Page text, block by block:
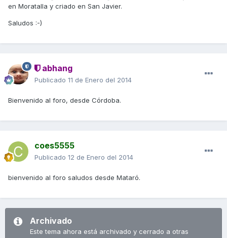
en Moratalla y criado en San Javier.
Saludos :-)
abhang
Publicado 11 de Enero del 2014
Bienvenido al foro, desde Córdoba.
coes5555
Publicado 12 de Enero del 2014
bienvenido al foro saludos desde Mataró.
Archivado
Este tema ahora está archivado y cerrado a otras